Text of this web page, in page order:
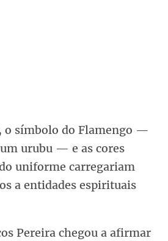
o símbolo do Flamengo —
urubu — e as cores
uniforme carregariam
a entidades espirituais
Pereira chegou a afirmar